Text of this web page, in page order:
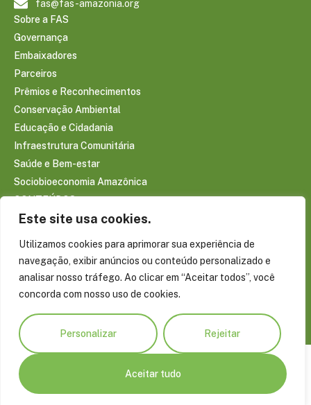
Este site usa cookies.
Utilizamos cookies para aprimorar sua experiência de
navegação, exibir anúncios ou conteúdo personalizado e
analisar nosso tráfego. Ao clicar em “Aceitar todos”, você
concorda com nosso uso de cookies.
Personalizar Rejeitar
Aceitar tudo
fas@fas-amazonia.org
Sobre a FAS
Governança
Embaixadores
Parceiros
Prêmios e Reconhecimentos
Conservação Ambiental
Educação e Cidadania
Infraestrutura Comunitária
Saúde e Bem-estar
Sociobioeconomia Amazônica
CONTEÚDOS
Notícias
Conecte-se com a Amazônia
Blog do Virgílio Viana